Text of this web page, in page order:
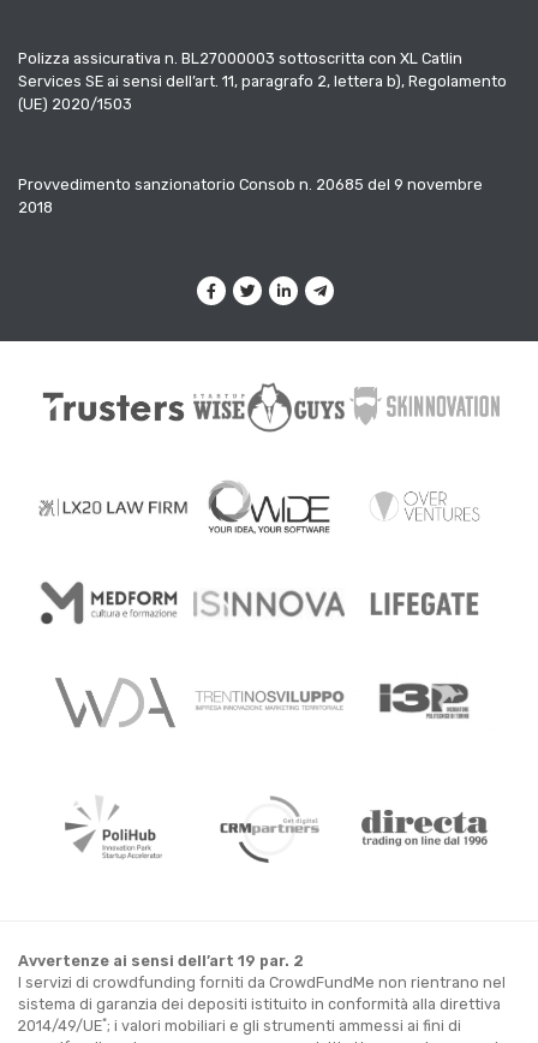
Polizza assicurativa n. BL27000003 sottoscritta con XL Catlin
Services SE ai sensi dell’art. 11, paragrafo 2, lettera b), Regolamento
(UE) 2020/1503
Provvedimento sanzionatorio Consob n. 20685 del 9 novembre
2018
Avvertenze ai sensi dell’art 19 par. 2
I servizi di crowdfunding forniti da CrowdFundMe non rientrano nel
sistema di garanzia dei depositi istituito in conformità alla direttiva
2014/49/UE*; i valori mobiliari e gli strumenti ammessi ai fini di